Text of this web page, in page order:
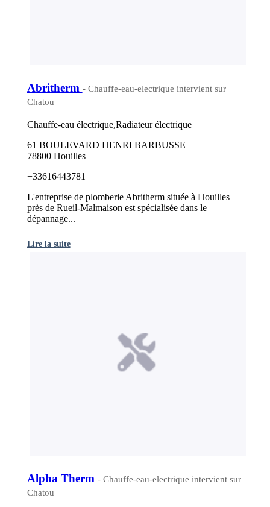
Abritherm - Chauffe-eau-electrique intervient sur
Chatou
Chauffe-eau électrique,Radiateur électrique
61 BOULEVARD HENRI BARBUSSE
78800 Houilles
+33616443781
L'entreprise de plomberie Abritherm située à Houilles
près de Rueil-Malmaison est spécialisée dans le
dépannage...
Lire la suite
Alpha Therm - Chauffe-eau-electrique intervient sur
Chatou